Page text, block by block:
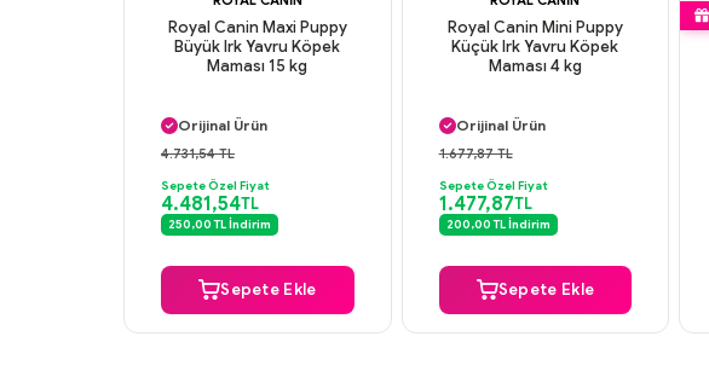
Royal Canin Maxi Puppy
Büyük Irk Yavru Köpek
Maması 15 kg
Orijinal Ürün
Güvenli Ödeme
4.731,54 TL
Sepete Özel Fiyat
4.481,54TL
250,00 TL İndirim
Sepete Ekle
Royal Canin Mini Puppy
Küçük Irk Yavru Köpek
Maması 4 kg
Orijinal Ürün
Güvenli Ödeme
1.677,87 TL
Sepete Özel Fiyat
1.477,87TL
200,00 TL İndirim
Sepete Ekle